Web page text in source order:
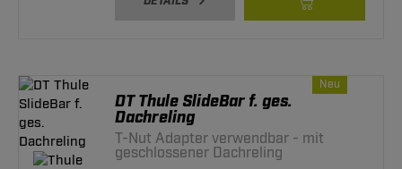
Neu
DT Thule SlideBar f. ges.
Dachreling
T-Nut Adapter verwendbar - mit
geschlossener Dachreling